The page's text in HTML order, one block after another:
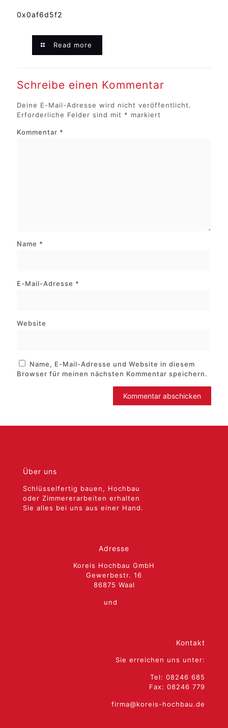
0x0af6d5f2
Read more
Schreibe einen Kommentar
Deine E-Mail-Adresse wird nicht veröffentlicht.
Erforderliche Felder sind mit * markiert
Kommentar *
Name *
E-Mail-Adresse *
Website
Name, E-Mail-Adresse und Website in diesem
Browser für meinen nächsten Kommentar speichern.
Über uns
Schlüsselfertig bauen, Hochbau
oder Zimmererarbeiten erhalten
Sie alles bei uns aus einer Hand.
Adresse
Koreis Hochbau GmbH
Gewerbestr. 16
86875 Waal
und
Kontakt
Sie erreichen uns unter:
Tel: 08246 685
Fax: 08246 779
firma@koreis-hochbau.de